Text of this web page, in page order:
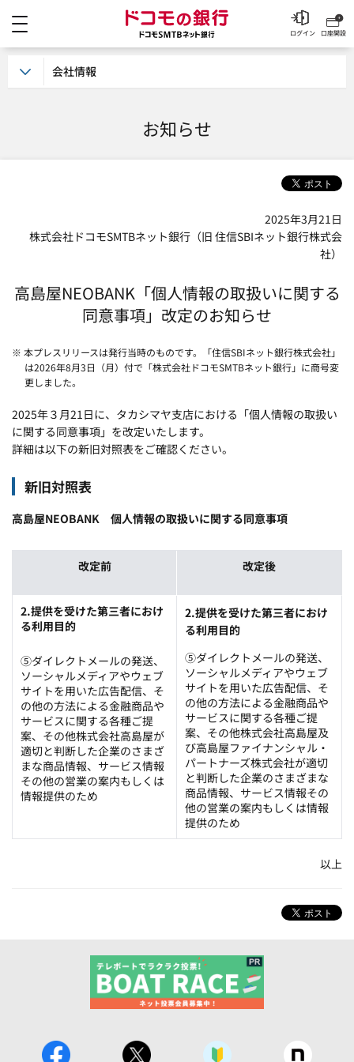
ドコモの銀行 ドコモ
口座開設
ログイン
お知らせ
2025年3月21日
株式会社ドコモSMTBネット銀行（旧 住信SBIネット銀行株式会
社）
高島屋NEOBANK「個人情報の取扱いに関する
同意事項」改定のお知らせ
※ 本プレスリリースは発行当時のものです。「住信SBIネット銀行株式会社」
は2026年8月3日（月）付で「株式会社ドコモSMTBネット銀行」に商号変
更しました。
2025年３月21日に、タカシマヤ支店における「個人情報の取扱い
に関する同意事項」を改定いたします。
詳細は以下の新旧対照表をご確認ください。
新旧対照表
高島屋NEOBANK 個人情報の取扱いに関する同意事項
改定前 改定後
2.提供を受けた第三者におけ
る利用目的
⑤ダイレクトメールの発送、
ソーシャルメディアやウェブ
サイトを用いた広告配信、そ
の他の方法による金融商品や
サービスに関する各種ご提
案、その他株式会社高島屋が
適切と判断した企業のさまざ
まな商品情報、サービス情報
その他の営業の案内もしくは
情報提供のため
2.提供を受けた第三者におけ
る利用目的
⑤ダイレクトメールの発送、
ソーシャルメディアやウェブ
サイトを用いた広告配信、そ
の他の方法による金融商品や
サービスに関する各種ご提
案、その他株式会社高島屋及
び高島屋ファイナンシャル・
パートナーズ株式会社が適切
と判断した企業のさまざまな
商品情報、サービス情報その
他の営業の案内もしくは情報
提供のため
以上
会社情報